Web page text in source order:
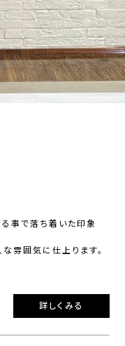
事で落ち着いた印象
雰囲気に仕上ります。
詳しくみる